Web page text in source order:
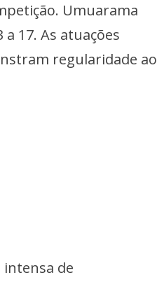
Umuarama
17. As atuações
regularidade ao
de